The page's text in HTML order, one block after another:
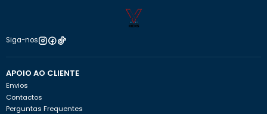
Siga-nos
APOIO AO CLIENTE
Envios
Contactos
Perguntas Frequentes